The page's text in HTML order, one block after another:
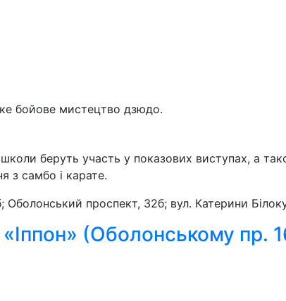
бойове мистецтво дзюдо.
беруть участь у показових виступах, а
з самбо і карате.
проспект, 32б; вул. Катерини
(Оболонському пр.